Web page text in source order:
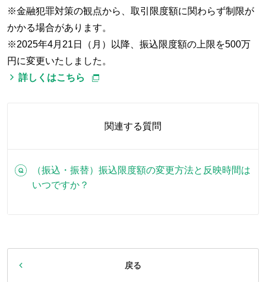
※金融犯罪対策の観点から、取引限度額に関わらず制限が
かかる場合があります。
※2025年4月21日（月）以降、振込限度額の上限を500万
円に変更いたしました。
詳しくはこちら
関連する質問
（振込・振替）振込限度額の変更方法と反映時間は
いつですか？
戻る